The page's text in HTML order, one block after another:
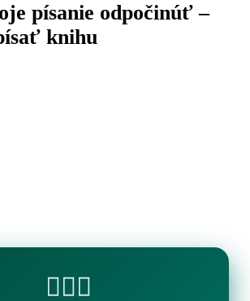
písanie odpočinúť –
knihu
🏊‍♂️💧